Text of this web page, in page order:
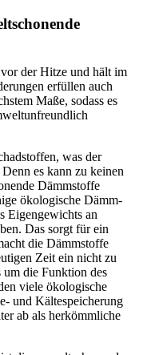
der Hitze und hält im
erfüllen auch
Maße, sodass es
was der
es kann zu keinen
Dämmstoffe
ökologische Dämm­
Eigen­gewichts an
Das sorgt für ein
die Dämm­stoffe
Zeit ein nicht zu
um die Funktion des
viele ökologische
und Kälte­speicherung
ab als herkömm­liche